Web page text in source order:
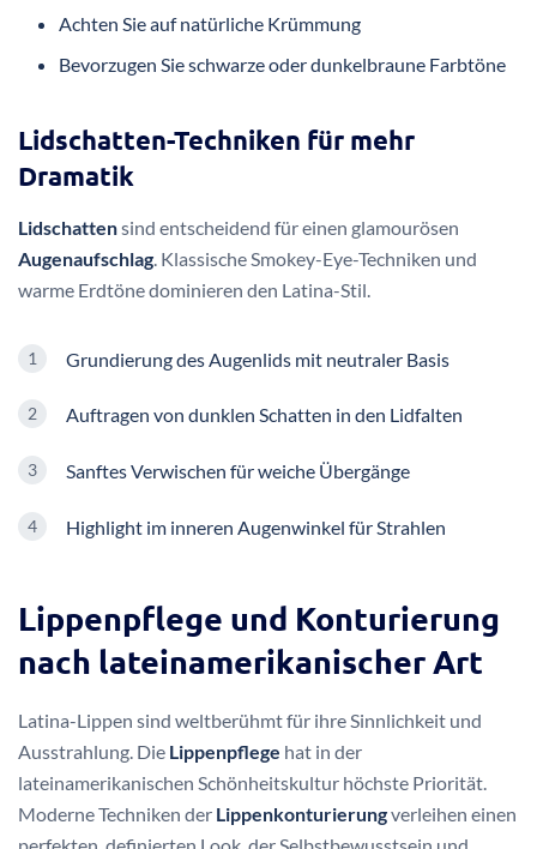
Achten Sie auf natürliche Krümmung
Bevorzugen Sie schwarze oder dunkelbraune Farbtöne
Lidschatten-Techniken für mehr
Dramatik
Lidschattensind entscheidend für einen glamourösen
Augenaufschlag . Klassische Smokey-Eye-Techniken und
warme Erdtöne dominieren den Latina-Stil.
Grundierung des Augenlids mit neutraler Basis
Auftragen von dunklen Schatten in den Lidfalten
Sanftes Verwischen für weiche Übergänge
Highlight im inneren Augenwinkel für Strahlen
Lippenpflege und Konturierung
nach lateinamerikanischer Art
Latina-Lippen sind weltberühmt für ihre Sinnlichkeit und
Ausstrahlung. Die Lippenpflege hat in der
lateinamerikanischen Schönheitskultur höchste Priorität.
Moderne Techniken der Lippenkonturierungverleihen einen
perfekten, definierten Look, der Selbstbewusstsein und